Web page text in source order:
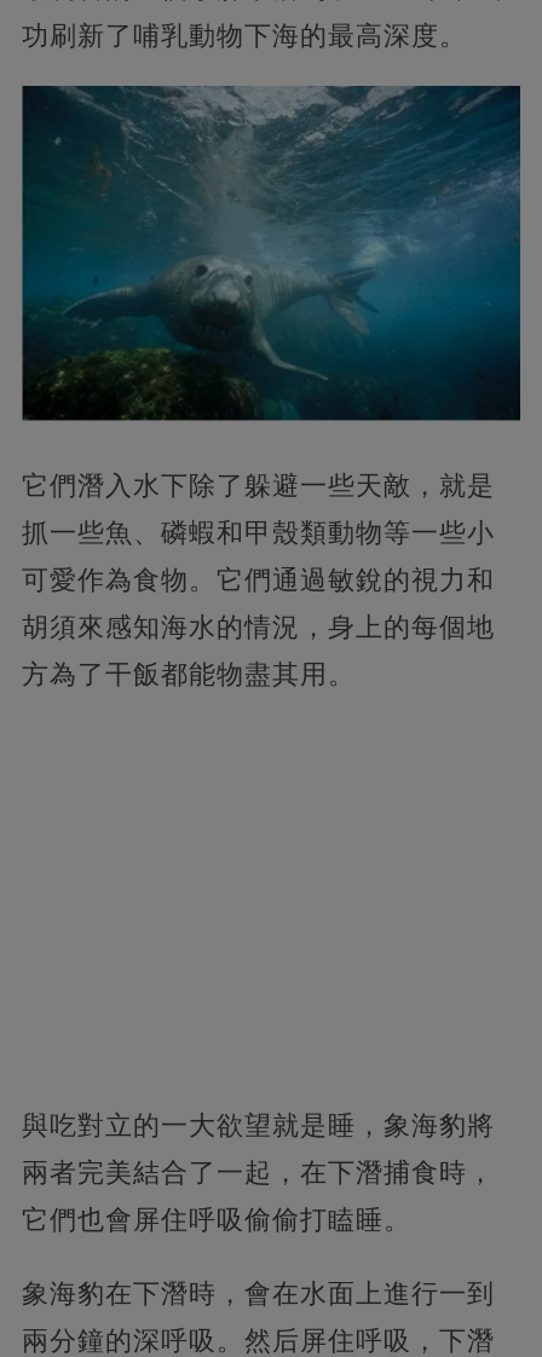
功刷新了哺乳動物下海的最高深度。
它們潛入水下除了躲避一些天敵，就是
抓一些魚、磷蝦和甲殼類動物等一些小
可愛作為食物。它們通過敏銳的視力和
胡須來感知海水的情況，身上的每個地
方為了干飯都能物盡其用。
與吃對立的一大欲望就是睡，象海豹將
兩者完美結合了一起，在下潛捕食時，
它們也會屏住呼吸偷偷打瞌睡。
象海豹在下潛時，會在水面上進行一到
兩分鐘的深呼吸。然后屏住呼吸，下潛